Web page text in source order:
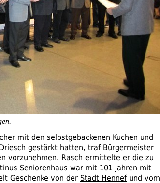
mit den selbstgebackenen Kuchen und
Driesch gestärkt hatten, traf Bürgermeister
vorzunehmen. Rasch ermittelte er die zu
Seniorenhaus war mit 101 Jahren mit
Geschenke von der Stadt Hennefund vom